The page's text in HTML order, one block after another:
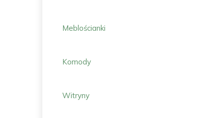
Meblościanki
Komody
Witryny